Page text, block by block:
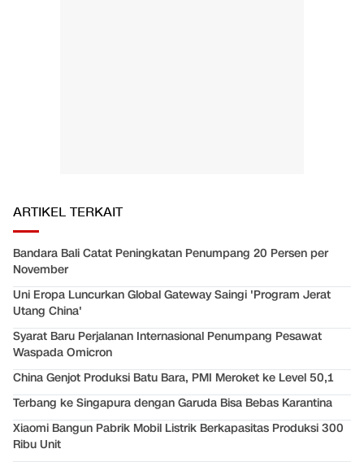
ARTIKEL TERKAIT
Bandara Bali Catat Peningkatan Penumpang 20 Persen per
November
Uni Eropa Luncurkan Global Gateway Saingi 'Program Jerat
Utang China'
Syarat Baru Perjalanan Internasional Penumpang Pesawat
Waspada Omicron
China Genjot Produksi Batu Bara, PMI Meroket ke Level 50,1
Terbang ke Singapura dengan Garuda Bisa Bebas Karantina
Xiaomi Bangun Pabrik Mobil Listrik Berkapasitas Produksi 300
Ribu Unit